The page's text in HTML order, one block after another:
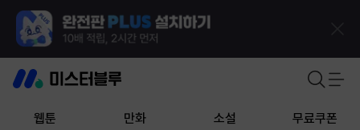
웹툰 만화 소설 무료쿠폰